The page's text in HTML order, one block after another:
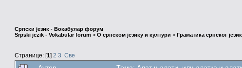
Српски језик - Вокабулар форум
Srpski jezik - Vokabular forum > О српском језику и култури > Граматика српског
Странице: [1] 2 3 Све